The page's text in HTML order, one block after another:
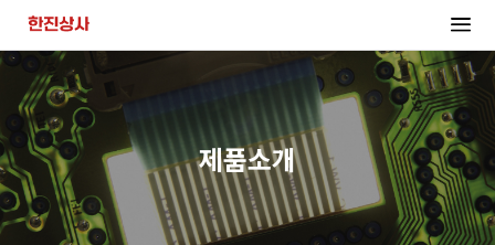
제품소개